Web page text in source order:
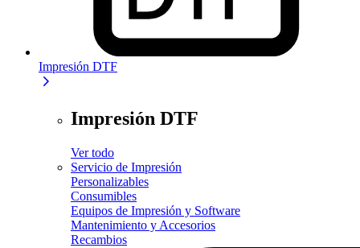
Impresión DTF
Impresión DTF
Ver todo
Servicio de Impresión
Personalizables
Consumibles
Equipos de Impresión y Software
Mantenimiento y Accesorios
Recambios